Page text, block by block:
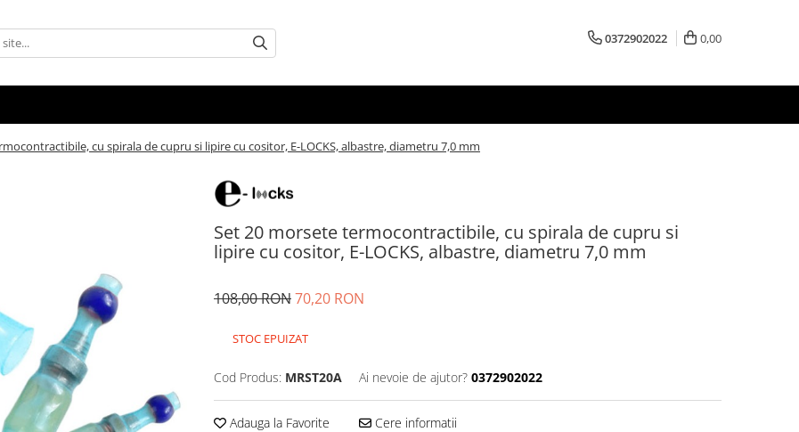
0372902022 0,00
cu spirala de cupru si lipire cu cositor, E-LOCKS, albastre, diametru 7,0 mm
Set 20 morsete termocontractibile, cu spirala de cupru si
lipire cu cositor, E-LOCKS, albastre, diametru 7,0 mm
108,00 RON70,20 RON
STOC EPUIZAT
Cod Produs: MRST20A Ai nevoie de ajutor? 0372902022
Adauga la Favorite Cere informatii